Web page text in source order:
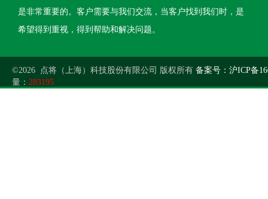
是非常重要的。客户需要与我们交流，当客户找到我们时，是
希望得到重视，得到帮助和解决问题。
©2026 点将（上海）科技股份有限公司 版权所有 备案号：沪ICP备
量： 283195